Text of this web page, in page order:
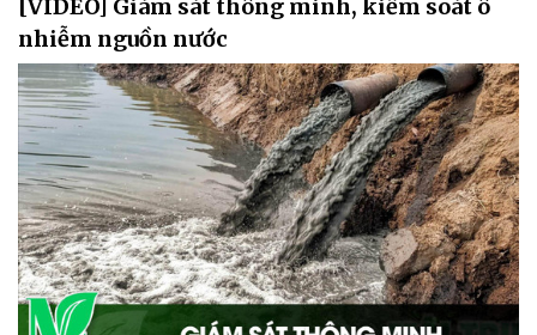
[VIDEO] Giám sát thông minh, kiểm soát ô
nhiễm nguồn nước